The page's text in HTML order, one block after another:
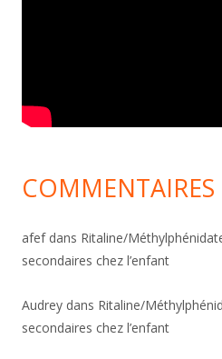
COMMENTAIRES
afefdans Ritaline/
secondaires chez l’enfant
Audrey dans Ritaline/
secondaires chez l’enfant